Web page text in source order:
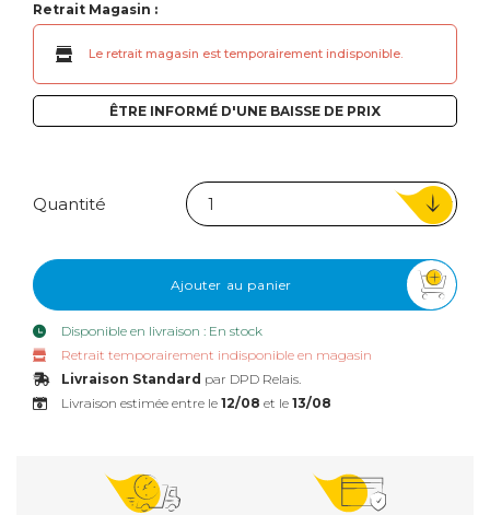
Retrait Magasin :
Le retrait magasin est temporairement indisponible.
ÊTRE INFORMÉ D'UNE BAISSE DE PRIX
Quantité
Ajouter au panier
Disponible en livraison : En stock
Retrait temporairement indisponible en magasin
Livraison Standard par DPD Relais.
Livraison estimée entre le 12/08 et le 13/08